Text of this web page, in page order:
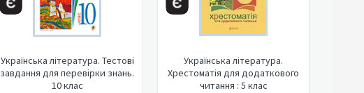
Українська література. Тестові
завдання для перевірки знань.
10 клас
Українська література.
Хрестоматія для додаткового
читання : 5 клас